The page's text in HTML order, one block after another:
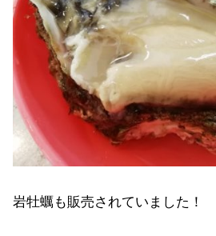
岩牡蠣も販売されていました！